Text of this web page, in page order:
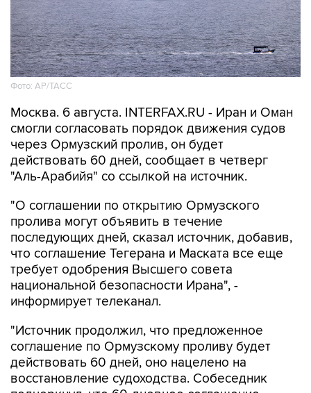
Фото: AP/ТАСС
Москва. 6 августа. INTERFAX.RU - Иран и Оман
смогли согласовать порядок движения судов
через Ормузский пролив, он будет
действовать 60 дней, сообщает в четверг
"Аль-Арабийя" со ссылкой на источник.
"О соглашении по открытию Ормузского
пролива могут объявить в течение
последующих дней, сказал источник, добавив,
что соглашение Тегерана и Маската все еще
требует одобрения Высшего совета
национальной безопасности Ирана", -
информирует телеканал.
"Источник продолжил, что предложенное
соглашение по Ормузскому проливу будет
действовать 60 дней, оно нацелено на
восстановление судоходства. Собеседник